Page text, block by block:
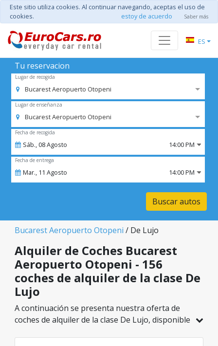
Este sitio utiliza cookies. Al continuar navegando, aceptas el uso de
cookies.
estoy de acuerdo Saber más
ES
Tu reservacion
Lugar de recogida
Bucarest Aeropuerto Otopeni
Lugar de enseñanza
Bucarest Aeropuerto Otopeni
Fecha de recogida
Sáb.,08Agosto 14:00 PM
Fecha de entrega
Mar., 11 Agosto 14:00 PM
Buscar autos
Bucarest Aeropuerto Otopeni / De Lujo
Alquiler de Coches Bucarest
Aeropuerto Otopeni - 156
coches de alquiler de la clase De
Lujo
A continuación se presenta nuestra oferta de
coches de alquiler de la clase De Lujo, disponible